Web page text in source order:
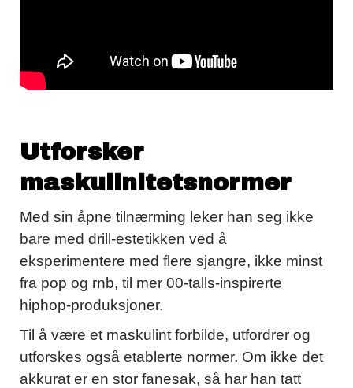
Utforsker
maskulinitetsnormer
Med sin åpne tilnærming leker han seg ikke
bare med drill-estetikken ved å
eksperimentere med flere sjangre, ikke minst
fra pop og rnb, til mer 00-talls-inspirerte
hiphop-produksjoner.
Til å være et maskulint forbilde, utfordrer og
utforskes også etablerte normer. Om ikke det
akkurat er en stor fanesak, så har han tatt